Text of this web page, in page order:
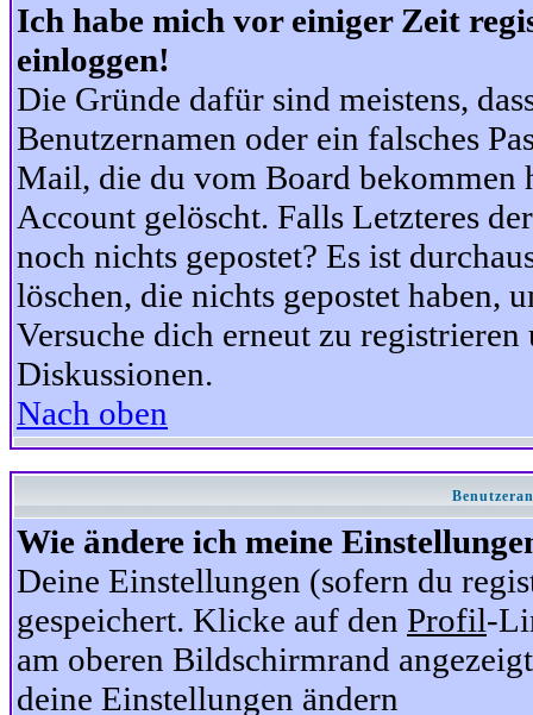
Ich habe mich vor einiger Zeit
einloggen!
Die Gründe dafür sind meistens,
Benutzernamen oder ein falsches
Mail, die du vom Board bekommen
Account gelöscht. Falls Letzteres
noch nichts gepostet? Es ist
löschen, die nichts gepostet haben,
Versuche dich erneut zu
Diskussionen.
Nach oben
Wie ändere ich meine
Deine Einstellungen (sofern du
gespeichert. Klicke auf den Profil-
am oberen Bildschirmrand
deine Einstellungen ändern